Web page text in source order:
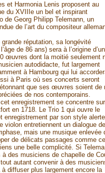
et Harmonia Lenis proposent au
du XVIIIe un bel et inspirant
de Georg Philipp Telemann, un
de l’art du compositeur
grande réputation, sa longévité
de 86 ans) sera à l’origine
œuvres dont la moitié seulement
autodidacte, fut largement
à Hambourg qui lui
à Paris où ses concerts seront
que ses œuvres soient de
de nos contemporains.
enregistrement se concentre
en 1718. Le Trio 1 qui ouvre le
enregistrement par son style
violon entretiennent un dialogue
mais une musique enlevée
de délicats passages comme
une belle complicité. Si
des musiciens de chapelle de
autant convenir à des
diffuser plus largement encore la